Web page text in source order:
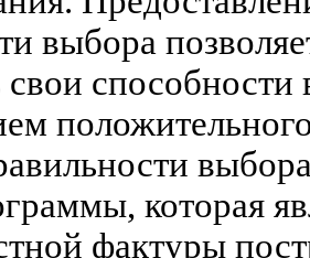
выбора
свои
которая
фактуры